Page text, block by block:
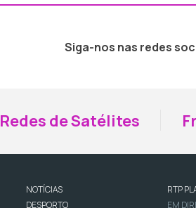
Siga-nos nas redes
Redes de Satélites
NOTÍCIAS
DESPORTO
RTP
EM